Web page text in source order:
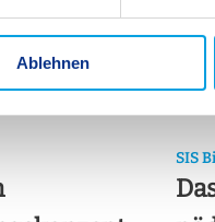
Ablehnen
SIS